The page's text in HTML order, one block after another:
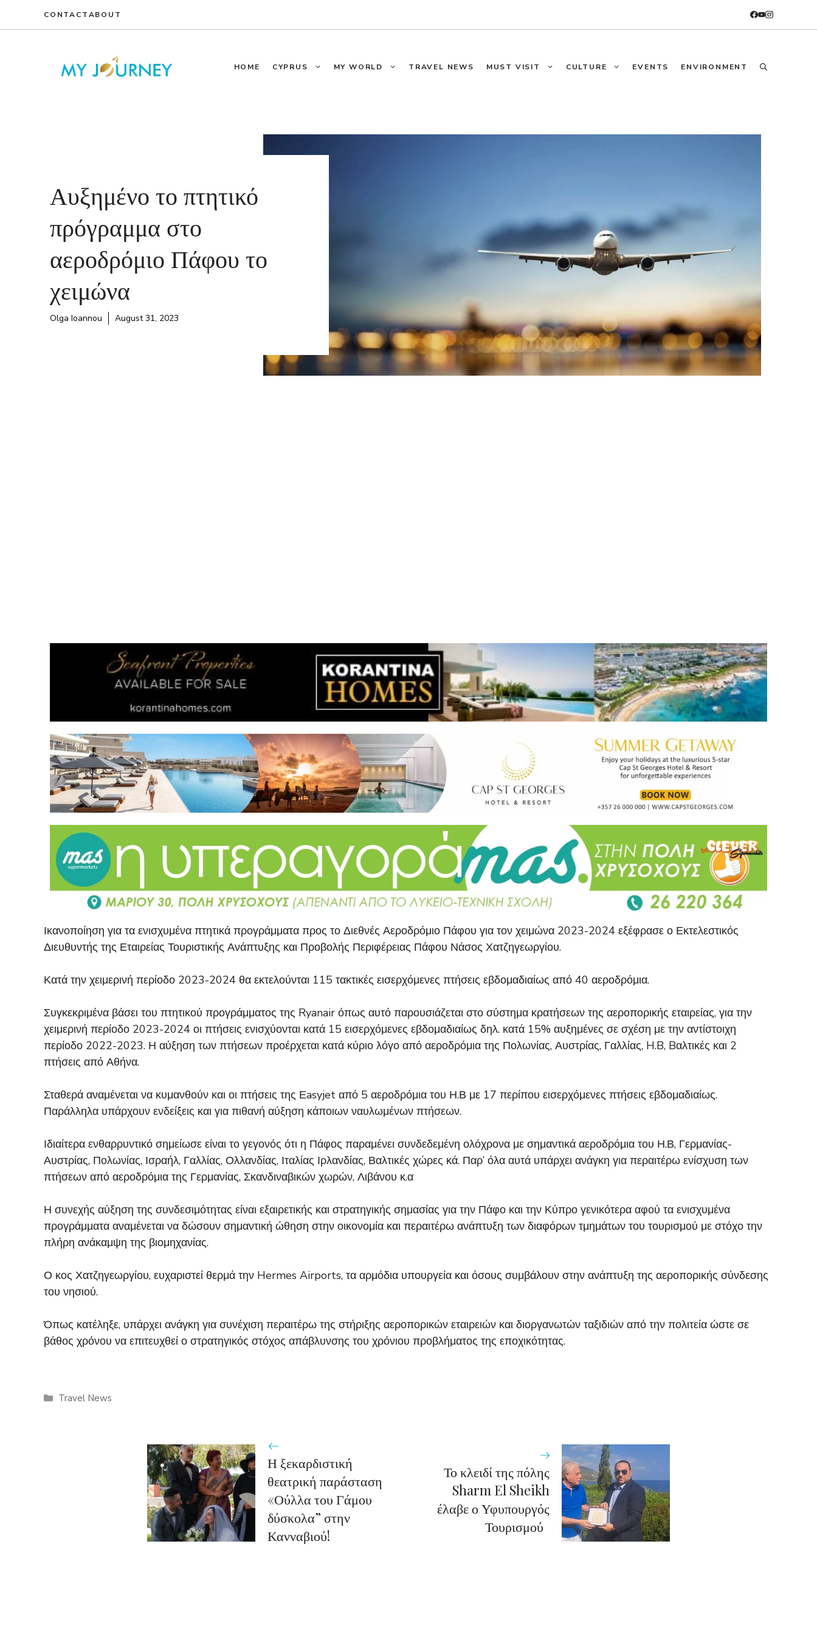
CONTACTABOUT
HOME CYPRUS MY WORLD TRAVEL NEWS MUST VISIT CULTURE EVENTS ENVIRONMENT
Αυξημένο το πτητικό
πρόγραμμα στο
αεροδρόμιο Πάφου το
χειμώνα
Olga Ioannou August 31, 2023
Ικανοποίηση για τα ενισχυμένα πτητικά προγράμματα προς το Διεθνές Αεροδρόμιο Πάφου για τον χειμώνα 2023-2024 εξέφρασε ο Εκτελεστικός
Διευθυντής της Εταιρείας Τουριστικής Ανάπτυξης και Προβολής Περιφέρειας Πάφου Νάσος Χατζηγεωργίου.
Κατά την χειμερινή περίοδο 2023-2024 θα εκτελούνται 115 τακτικές εισερχόμενες πτήσεις εβδομαδιαίως από 40 αεροδρόμια.
Συγκεκριμένα βάσει του πτητικού προγράμματος της Ryanair όπως αυτό παρουσιάζεται στο σύστημα κρατήσεων της αεροπορικής εταιρείας, για την
χειμερινή περίοδο 2023-2024 οι πτήσεις ενισχύονται κατά 15 εισερχόμενες εβδομαδιαίως δηλ. κατά 15% αυξημένες σε σχέση με την αντίστοιχη
περίοδο 2022-2023. Η αύξηση των πτήσεων προέρχεται κατά κύριο λόγο από αεροδρόμια της Πολωνίας, Αυστρίας, Γαλλίας, H.B, Bαλτικές και 2
πτήσεις από Αθήνα.
Σταθερά αναμένεται να κυμανθούν και οι πτήσεις της Εasyjet από 5 αεροδρόμια του Η.Β με 17 περίπου εισερχόμενες πτήσεις εβδομαδιαίως.
Παράλληλα υπάρχουν ενδείξεις και για πιθανή αύξηση κάποιων ναυλωμένων πτήσεων.
Ιδιαίτερα ενθαρρυντικό σημείωσε είναι το γεγονός ότι η Πάφος παραμένει συνδεδεμένη ολόχρονα με σημαντικά αεροδρόμια του Η.Β, Γερμανίας-
Αυστρίας, Πολωνίας, Ισραήλ, Γαλλίας, Ολλανδίας, Ιταλίας Ιρλανδίας, Βαλτικές χώρες κά. Παρ’ όλα αυτά υπάρχει ανάγκη για περαιτέρω ενίσχυση των
πτήσεων από αεροδρόμια της Γερμανίας, Σκανδιναβικών χωρών, Λιβάνου κ.α
Η συνεχής αύξηση της συνδεσιμότητας είναι εξαιρετικής και στρατηγικής σημασίας για την Πάφο και την Κύπρο γενικότερα αφού τα ενισχυμένα
προγράμματα αναμένεται να δώσουν σημαντική ώθηση στην οικονομία και περαιτέρω ανάπτυξη των διαφόρων τμημάτων του τουρισμού με στόχο την
πλήρη ανάκαμψη της βιομηχανίας.
Ο κος Χατζηγεωργίου, ευχαριστεί θερμά την Hermes Airports, τα αρμόδια υπουργεία και όσους συμβάλουν στην ανάπτυξη της αεροπορικής σύνδεσης
του νησιού.
Όπως κατέληξε, υπάρχει ανάγκη για συνέχιση περαιτέρω της στήριξης αεροπορικών εταιρειών και διοργανωτών ταξιδιών από την πολιτεία ώστε σε
βάθος χρόνου να επιτευχθεί ο στρατηγικός στόχος απάβλυνσης του χρόνιου προβλήματος της εποχικότητας.
Categories
Travel News
Η ξεκαρδιστική
θεατρική παράσταση
«Ούλλα του Γάμου
δύσκολα” στην
Κανναβιού!
Το κλειδί της πόλης
Sharm El Sheikh
έλαβε ο Υφυπουργός
Τουρισμού